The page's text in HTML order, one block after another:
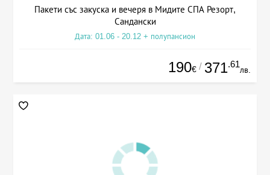
Пакети със закуска и вечеря в Мидите СПА Резорт,
Сандански
Дата: 01.06 - 20.12 + полупансион
190€ / 371.61
лв.